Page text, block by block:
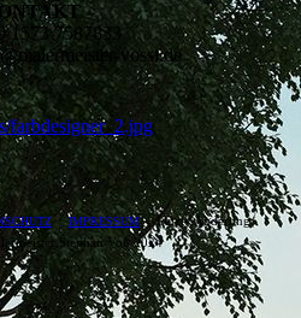
1573 7587833
vossi.de
|IMPRESSUM| Letzte Änderung:
Stephan Voß 2024